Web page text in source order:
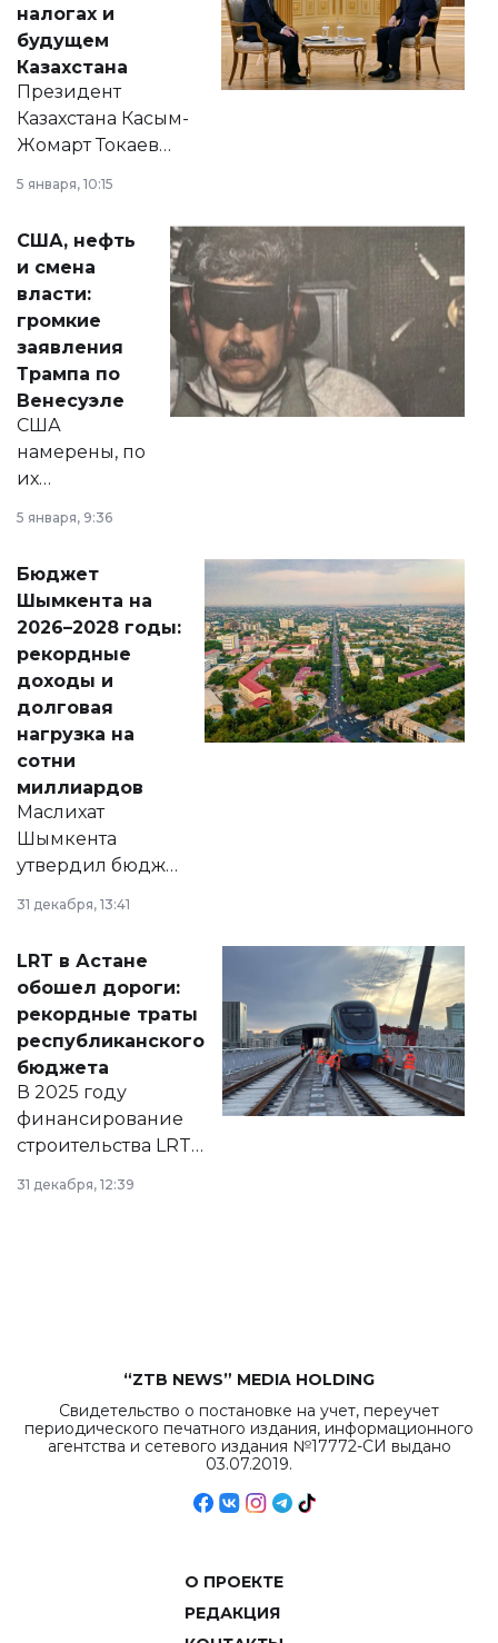
налогах и
будущем
Казахстана
Президент
Казахстана Касым-
Жомарт Токаев
сразу несколько
актуальных тем —
от слухов о
политических
реформах до
вопросов армии,
экономики и
личного здоровья.
5 января, 10:15
США, нефть
и смена
власти:
громкие
заявления
Трампа по
Венесуэле
США
намерены, по
их
принести
народу
Венесуэлы.
5 января, 9:36
Бюджет
Шымкента на
2026–2028 годы:
рекордные
доходы и
долговая
нагрузка на
сотни
миллиардов
Маслихат
Шымкента
утвердил бюджет
города на 2026–
2028 годы.
документ
появился в базе
нормативных
правовых актов и
на сайте маслихат
города.
31 декабря, 13:41
LRT в Астане
обошел дороги:
рекордные траты
республиканского
бюджета
В 2025 году
финансирование
строительства LRT
в Астане из
республиканского
31 декабря, 12:39
“ZTB NEWS” MEDIA HOLDING
Свидетельство о постановке на учет, переучет
периодического печатного издания, информационного
агентства и сетевого издания №17772-СИ выдано
03.07.2019.
О ПРОЕКТЕ
РЕДАКЦИЯ